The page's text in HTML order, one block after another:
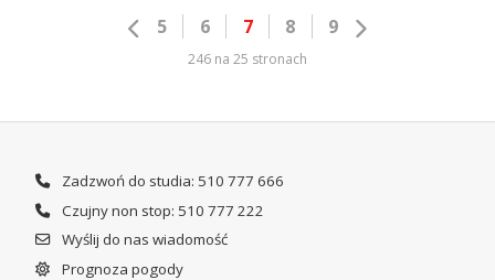
5 6 7 8 9
246 na 25 stronach
Zadzwoń do studia: 510 777 666
Czujny non stop: 510 777 222
Wyślij do nas wiadomość
Prognoza pogody